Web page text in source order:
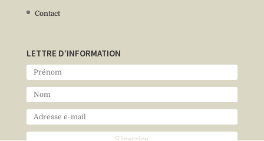
Contact
LETTRE D’INFORMATION